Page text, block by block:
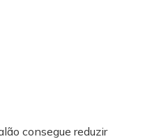
consegue reduzir